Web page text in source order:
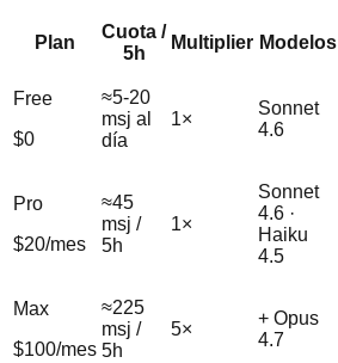
Plan
Cuota /
5h
Multiplier Modelos
Free
$0
≈5-20
msj al
día
1×
Sonnet
4.6
Pro
$20/mes
≈45
msj /
5h
1×
Sonnet
4.6 ·
Haiku
4.5
Max
$100/mes
≈225
msj /
5h
5×
+ Opus
4.7